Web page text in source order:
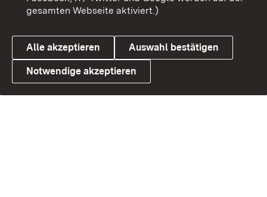
gesamten Webseite aktiviert.)
Alle akzeptieren Auswahl bestätigen
Notwendige akzeptieren